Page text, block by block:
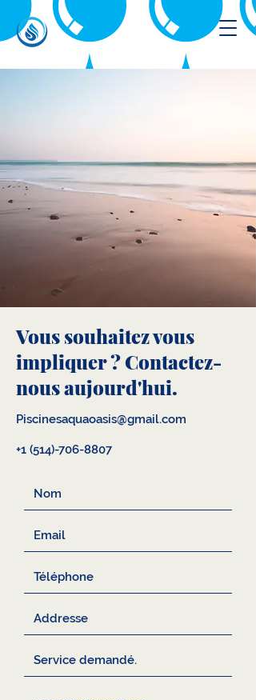
Vous souhaitez vous
impliquer ? Contactez-
nous aujourd'hui.
Piscinesaquaoasis@gmail.com
+1 (514)-706-8807